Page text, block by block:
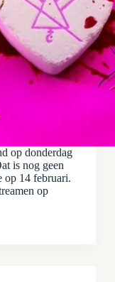
op donderdag
is nog geen
op 14 februari.
op